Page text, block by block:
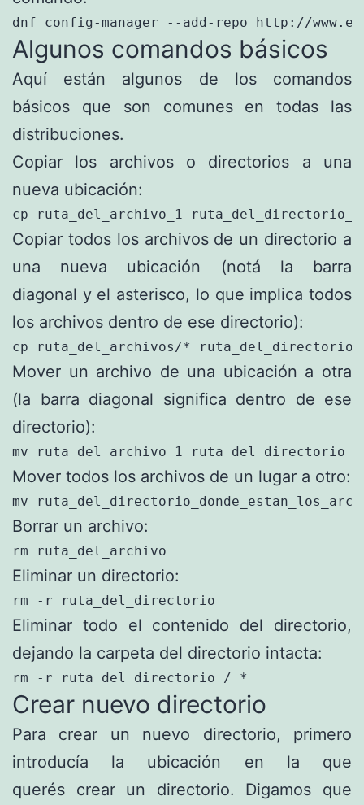
dnf config-manager --add-repo http://
Algunos comandos básicos
Aquí están algunos de los comandos
básicos que son comunes en todas las
distribuciones.
Copiar los archivos o directorios a una
nueva ubicación:
cp ruta_del_archivo_1
Copiar todos los archivos de un directorio a
una nueva ubicación (notá la barra
diagonal y el asterisco, lo que implica todos
los archivos dentro de ese directorio):
cp ruta_del_archivos/*
Mover un archivo de una ubicación a otra
(la barra diagonal significa dentro de ese
directorio):
mv ruta_del_archivo_1
Mover todos los archivos de un lugar a otro:
mv
Borrar un archivo:
rm ruta_del_archivo
Eliminar un directorio:
rm -r ruta_del_directorio
Eliminar todo el contenido del directorio,
dejando la carpeta del directorio intacta:
rm -r ruta_del_directorio / *
Crear nuevo directorio
Para crear un nuevo directorio, primero
introducía la ubicación en la que
querés crear un directorio. Digamos que